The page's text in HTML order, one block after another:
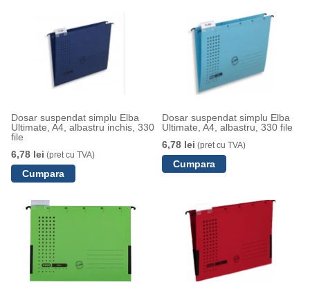
Dosar suspendat simplu Elba
Ultimate, A4, albastru inchis, 330
file
6,78 lei (pret cu TVA)
Dosar suspendat simplu Elba
Ultimate, A4, albastru, 330 file
6,78 lei (pret cu TVA)